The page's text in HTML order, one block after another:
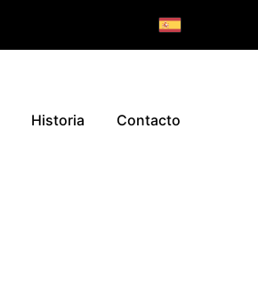
Historia Contacto